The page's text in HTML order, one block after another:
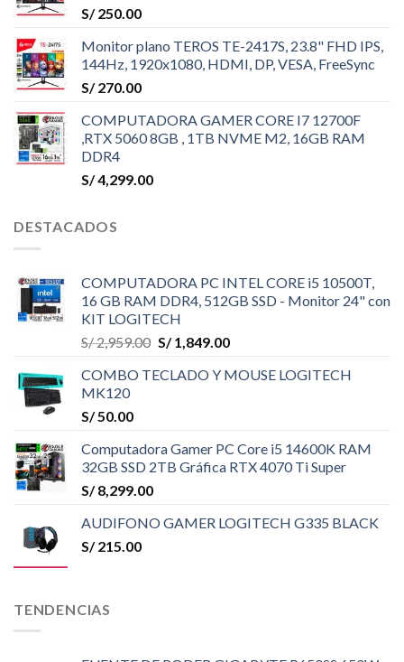
S/250.00
Monitor plano TEROS TE-2417S, 23.8" FHD IPS,
144Hz, 1920x1080, HDMI, DP, VESA, FreeSync
S/270.00
COMPUTADORA GAMER CORE I7 12700F
,RTX 5060 8GB , 1TB NVME M2, 16GB RAM
DDR4
S/4,299.00
DESTACADOS
COMPUTADORA PC INTEL CORE i5 10500T,
16 GB RAM DDR4, 512GB SSD - Monitor 24" con
KIT LOGITECH
S/2,959.00 El
original
S/1,849.00El
actual
COMBO TECLADO Y MOUSE LOGITECH
MK120
S/50.00
Computadora Gamer PC Core i5 14600K RAM
32GB SSD 2TB Gráfica RTX 4070 Ti Super
S/8,299.00
AUDIFONO GAMER LOGITECH G335 BLACK
S/215.00
TENDENCIAS